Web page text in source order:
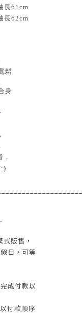
長61cm
長62cm
鬆
身
，
:)
式販售，
日 ， 可等
成付款以
付款順序